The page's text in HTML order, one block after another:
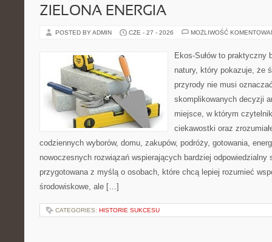
ZIELONA ENERGIA
POSTED BY ADMIN CZE - 27 - 2026 MOŻLIWOŚĆ
Ekos-Sułów to praktyczny
natury, który pokazuje, że
przyrody nie musi
skomplikowanych decyzji
miejsce, w którym
ciekawostki oraz
codziennych wyborów, domu, zakupów, podróży, gotowania,
nowoczesnych rozwiązań wspierających bardziej odpowiedzialny
przygotowana z myślą o osobach, które chcą lepiej rozumieć
środowiskowe, ale […]
CATEGORIES: HISTORIE SUKCESU